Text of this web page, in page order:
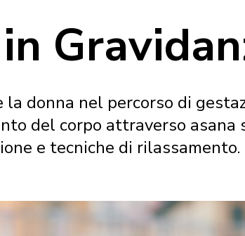
la donna nel percorso di
del corpo attraverso asana
e tecniche di rilassamento.